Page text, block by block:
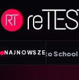
Przejdź do treści
NAJNOWSZE
Back to School na